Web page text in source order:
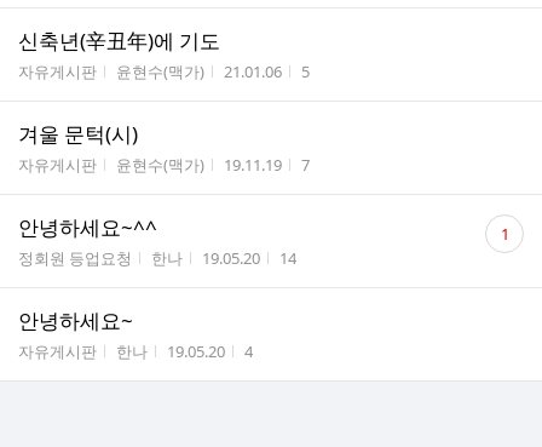
신축년(辛丑年)에 기도
게시판명
자유게시판 작성자
윤현수(맥가) 작성시간
21.01.06 조회수
5
겨울 문턱(시)
게시판명
자유게시판 작성자
윤현수(맥가) 작성시간
19.11.19 조회수
7
안녕하세요~^^
게시판명
정회원 등업요청 작성자
한나 작성시간
19.05.20 조회수
14
댓
글 1
안녕하세요~
게시판명
자유게시판 작성자
한나 작성시간
19.05.20 조회수
4